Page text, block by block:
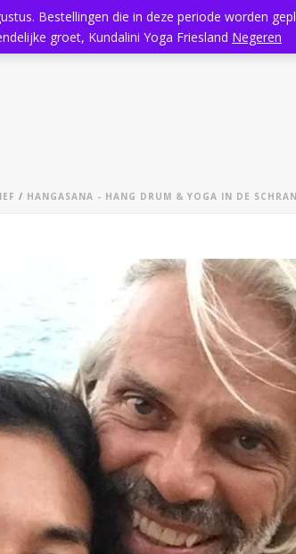
Kundalini Yoga Massage Rooster
/ HANGASANA - HANG DRUM & YOGA IN DE
Bestellingen die in deze periode worden
groet, Kundalini Yoga Friesland Negeren